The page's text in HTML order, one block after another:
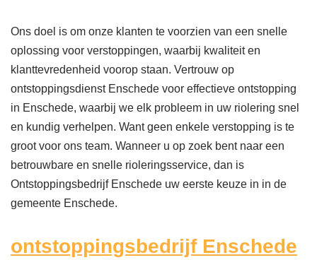
Ons doel is om onze klanten te voorzien van een snelle
oplossing voor verstoppingen, waarbij kwaliteit en
klanttevredenheid voorop staan. Vertrouw op
ontstoppingsdienst Enschede voor effectieve ontstopping
in Enschede, waarbij we elk probleem in uw riolering snel
en kundig verhelpen. Want geen enkele verstopping is te
groot voor ons team. Wanneer u op zoek bent naar een
betrouwbare en snelle rioleringsservice, dan is
Ontstoppingsbedrijf Enschede uw eerste keuze in in de
gemeente Enschede.
ontstoppingsbedrijf Enschede